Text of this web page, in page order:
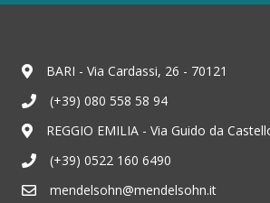
BARI - Via Cardassi, 26 - 70121
(+39) 080 558 58 94
REGGIO EMILIA - Via Guido da
(+39) 0522 160 6490
mendelsohn@mendelsohn.it